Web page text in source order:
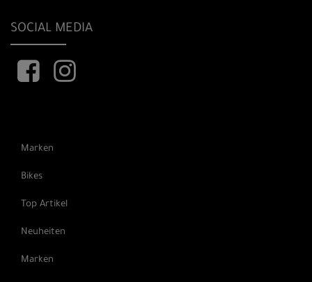
SOCIAL MEDIA
Marken
Bikes
Top Artikel
Neuheiten
Marken